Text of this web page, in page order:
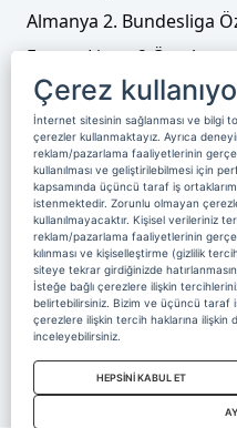
Almanya 2. Bundesliga
Fransa Ligue 2 Özetler
Tenis
Video Liste
Foto Galeriler
Üyelik Yayın Akışı
Künye ve İletişim
Çerez Yönetimi
Veri
Nereden İzlerim
Copyright 2020 Digiturk Bu
sayılırsınız.
Çerez
İnternet sitesinin sağlanması ve bilgi
çerezler kullanmaktayız. Ayrıca
reklam/pazarlama faaliyetlerinin
kullanılması ve geliştirilebilmesi için
kapsamında üçüncü taraf iş
istenmektedir. Zorunlu olmayan
kullanılmayacaktır. Kişisel verileriniz
reklam/pazarlama faaliyetlerinin
kılınması ve kişiselleştirme (gizlilik
siteye tekrar girdiğinizde
İsteğe bağlı çerezlere ilişkin
belirtebilirsiniz. Bizim ve üçüncü taraf
çerezlere ilişkin tercih haklarına ilişkin
inceleyebilirsiniz.
HEPSİNİ KABUL ET